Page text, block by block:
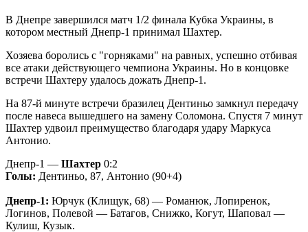
В Днепре завершился матч 1/2 финала Кубка Украины, в
котором местный Днепр-1 принимал Шахтер.
Хозяева боролись с "горняками" на равных, успешно отбивая
все атаки действующего чемпиона Украины. Но в концовке
встречи Шахтеру удалось дожать Днепр-1.
На 87-й минуте встречи бразилец Дентиньо замкнул передачу
после навеса вышедшего на замену Соломона. Спустя 7 минут
Шахтер удвоил преимущество благодаря удару Маркуса
Антонио.
Днепр-1 — Шахтер 0:2
Голы: Дентиньо, 87, Антонио (90+4)
Днепр-1: Юрчук (Клищук, 68) — Романюк, Лопиренок,
Логинов, Полевой — Батагов, Снижко, Когут, Шаповал —
Кулиш, Кузык.